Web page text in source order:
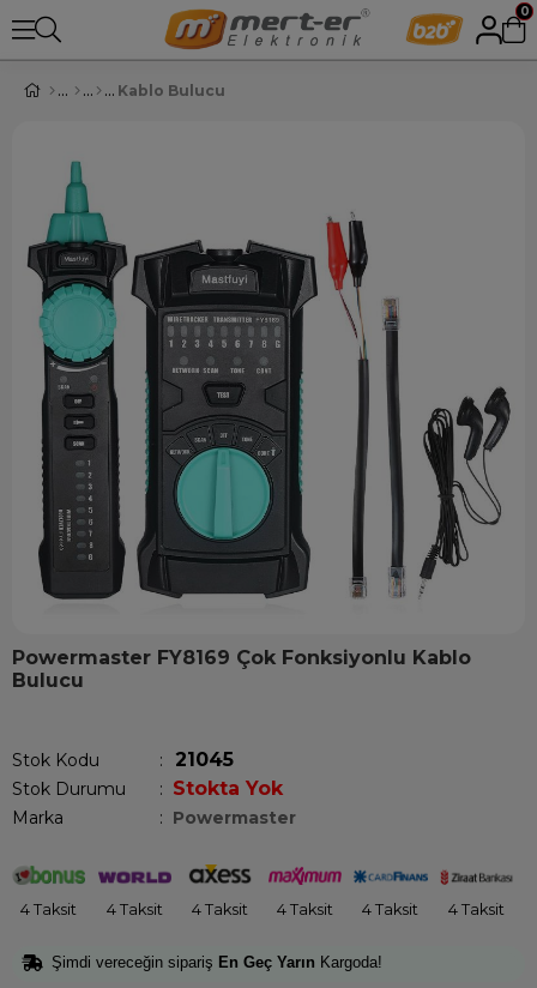
0
Kablo Bulucu
Powermaster FY8169 Çok Fonksiyonlu Kablo
Bulucu
Stok Kodu 21045
Stok Durumu : Stokta Yok
Marka : Powermaster
4 Taksit 4 Taksit 4 Taksit 4 Taksit 4 Taksit 4 Taksit
Şimdi vereceğin sipariş En Geç Yarın Kargoda!